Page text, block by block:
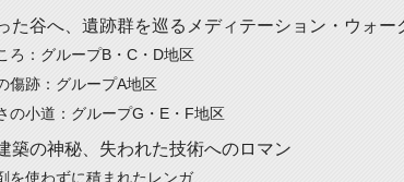
た谷へ、遺跡群を巡るメディテーション・ウォー
ろ：グループB・C・D地区
傷跡：グループA地区
の小道：グループG・E・F地区
築の神秘、失われた技術へのロマン
を使わずに積まれたレンガ